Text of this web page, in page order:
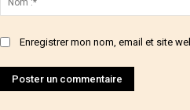
Enregistrer mon nom, email et site